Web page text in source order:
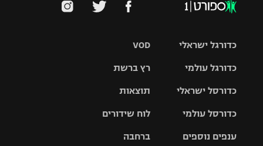
VOD
רץ ברשת
תוצאות
לוח שידורים
ברחבה
כדורגל ישראלי
גביע הטוטו
כדורגל עולמי
האלופות
ליגה
כדורסל ישראלי
סל
כדורסל עולמי
ענפים נוספים